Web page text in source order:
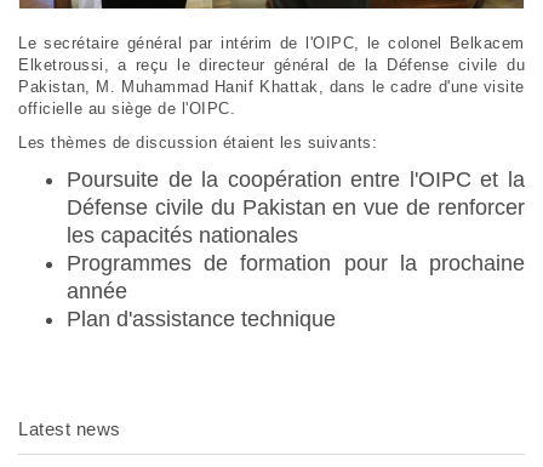
Le secrétaire général par intérim de l'OIPC, le colonel Belkacem
Elketroussi, a reçu le directeur général de la Défense civile du
Pakistan, M. Muhammad Hanif Khattak, dans le cadre d'une visite
officielle au siège de l'OIPC.
Les thèmes de discussion étaient les suivants:
Poursuite de la coopération entre l'OIPC et la
Défense civile du Pakistan en vue de renforcer
les capacités nationales
Programmes de formation pour la prochaine
année
Plan d'assistance technique
Latest news